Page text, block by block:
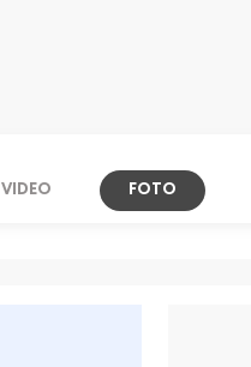
VIDEO FOTO